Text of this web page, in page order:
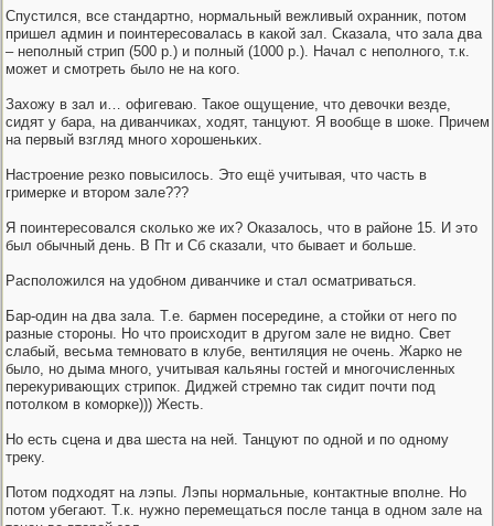
Спустился, все стандартно, нормальный вежливый охранник, потом
пришел админ и поинтересовалась в какой зал. Сказала, что зала два
– неполный стрип (500 р.) и полный (1000 р.). Начал с неполного, т.к.
может и смотреть было не на кого.
Захожу в зал и… офигеваю. Такое ощущение, что девочки везде,
сидят у бара, на диванчиках, ходят, танцуют. Я вообще в шоке. Причем
на первый взгляд много хорошеньких.
Настроение резко повысилось. Это ещё учитывая, что часть в
гримерке и втором зале???
Я поинтересовался сколько же их? Оказалось, что в районе 15. И это
был обычный день. В Пт и Сб сказали, что бывает и больше.
Расположился на удобном диванчике и стал осматриваться.
Бар-один на два зала. Т.е. бармен посередине, а стойки от него по
разные стороны. Но что происходит в другом зале не видно. Свет
слабый, весьма темновато в клубе, вентиляция не очень. Жарко не
было, но дыма много, учитывая кальяны гостей и многочисленных
перекуривающих стрипок. Диджей стремно так сидит почти под
потолком в коморке))) Жесть.
Но есть сцена и два шеста на ней. Танцуют по одной и по одному
треку.
Потом подходят на лэпы. Лэпы нормальные, контактные вполне. Но
потом убегают. Т.к. нужно перемещаться после танца в одном зале на